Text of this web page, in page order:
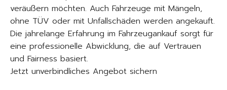
veräußern möchten. Auch Fahrzeuge mit Mängeln,
ohne TÜV oder mit Unfallschäden werden angekauft.
Die jahrelange Erfahrung im Fahrzeugankauf sorgt für
eine professionelle Abwicklung, die auf Vertrauen
und Fairness basiert.
Jetzt unverbindliches Angebot sichern